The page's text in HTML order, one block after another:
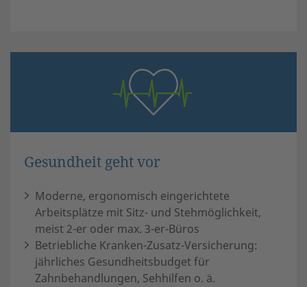
Gesundheit geht vor
Moderne, ergonomisch eingerichtete
Arbeitsplätze mit Sitz- und Stehmöglichkeit,
meist 2-er oder max. 3-er-Büros
Betriebliche Kranken-Zusatz-Versicherung:
jährliches Gesundheitsbudget für
Zahnbehandlungen, Sehhilfen o. ä.